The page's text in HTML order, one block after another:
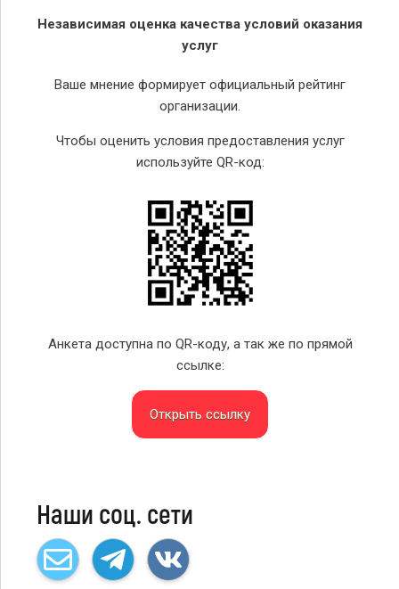
Независимая оценка качества условий оказания
услуг
Ваше мнение формирует официальный рейтинг
организации.
Чтобы оценить условия предоставления услуг
используйте QR-код:
Анкета доступна по QR-коду, а так же по прямой
ссылке:
Открыть ссылку
Наши соц. сети